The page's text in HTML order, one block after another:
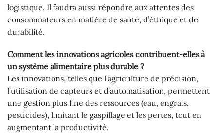
logistique. Il faudra aussi répondre aux attentes des
consommateurs en matière de santé, d’éthique et de
durabilité.
Comment les innovations agricoles contribuent-elles à
un système alimentaire plus durable ?
Les innovations, telles que l’agriculture de précision,
l’utilisation de capteurs et d’automatisation, permettent
une gestion plus fine des ressources (eau, engrais,
pesticides), limitant le gaspillage et les pertes, tout en
augmentant la productivité.